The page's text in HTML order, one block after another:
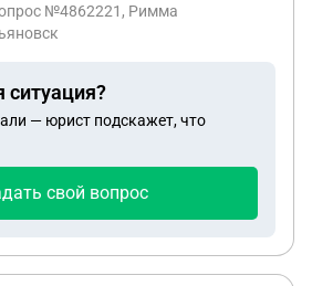
старого Дела с
– беженцев из «горячих
в каком подразделении
где и по какой описи Дело
подтверждения
№4862221, Римма
ситуация?
— юрист подскажет, что
свой вопрос